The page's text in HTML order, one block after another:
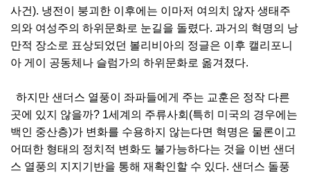
사건). 냉전이 붕괴한 이후에는 이마저 여의치 않자 생태주
의와 여성주의 하위문화로 눈길을 돌렸다. 과거의 혁명의 낭
만적 장소로 표상되었던 볼리비아의 정글은 이후 캘리포니
아 게이 공동체나 슬럼가의 하위문화로 옮겨졌다.
하지만 샌더스 열풍이 좌파들에게 주는 교훈은 정작 다른
곳에 있지 않을까? 1세계의 주류사회(특히 미국의 경우에는
백인 중산층)가 변화를 수용하지 않는다면 혁명은 물론이고
어떠한 형태의 정치적 변화도 불가능하다는 것을 이번 샌더
스 열풍의 지지기반을 통해 재확인할 수 있다. 샌더스 돌풍